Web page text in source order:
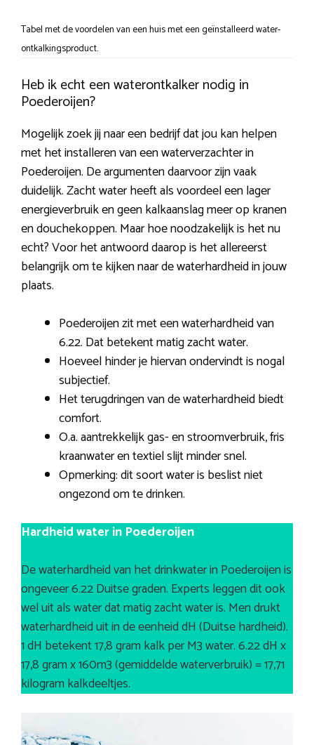
Tabel met de voordelen van een huis met een geïnstalleerd water-
ontkalkingsproduct.
Heb ik echt een waterontkalker nodig in
Poederoijen?
Mogelijk zoek jij naar een bedrijf dat jou kan helpen
met het installeren van een waterverzachter in
Poederoijen. De argumenten daarvoor zijn vaak
duidelijk. Zacht water heeft als voordeel een lager
energieverbruik en geen kalkaanslag meer op kranen
en douchekoppen. Maar hoe noodzakelijk is het nu
echt? Voor het antwoord daarop is het allereerst
belangrijk om te kijken naar de waterhardheid in jouw
plaats.
Poederoijen zit met een waterhardheid van
6.22. Dat betekent matig zacht water.
Hoeveel hinder je hiervan ondervindt is nogal
subjectief.
Het terugdringen van de waterhardheid biedt
comfort.
O.a. aantrekkelijk gas- en stroomverbruik, fris
kraanwater en textiel slijt minder snel.
Opmerking: dit soort water is beslist niet
ongezond om te drinken.
Hardheid water in Poederoijen
De waterhardheid van het drinkwater in Poederoijen is
ongeveer 6.22 Duitse graden. Experts leggen dit ook
wel uit als water dat matig zacht water is. Men drukt
waterhardheid uit in de eenheid dH (Duitse hardheid).
1 dH betekent 17,8 gram kalk per M3 water. 6.22 dH x
17,8 gram x 160m3 (gemiddelde waterverbruik) = 17,71
kilogram kalkdeeltjes.